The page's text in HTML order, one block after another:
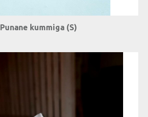
Punane kummiga (S)